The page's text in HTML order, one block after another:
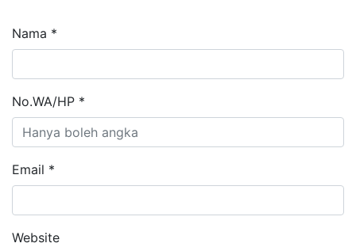
Nama *
No.WA/HP *
Email *
Website